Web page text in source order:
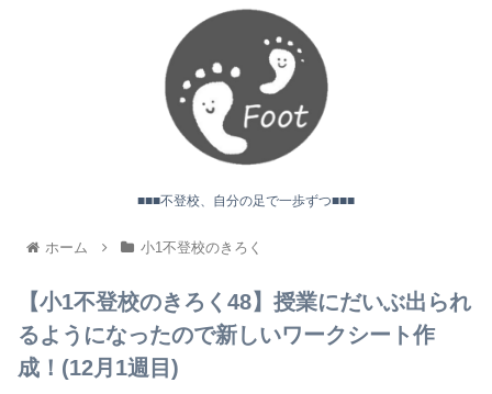
■■■不登校、自分の足で一歩ずつ■■■
ホーム 小1不登校のきろく
【小1不登校のきろく48】授業にだいぶ出られ
るようになったので新しいワークシート作
成！(12月1週目)